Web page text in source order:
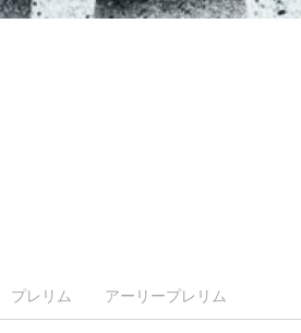
プレリム アーリープレリム